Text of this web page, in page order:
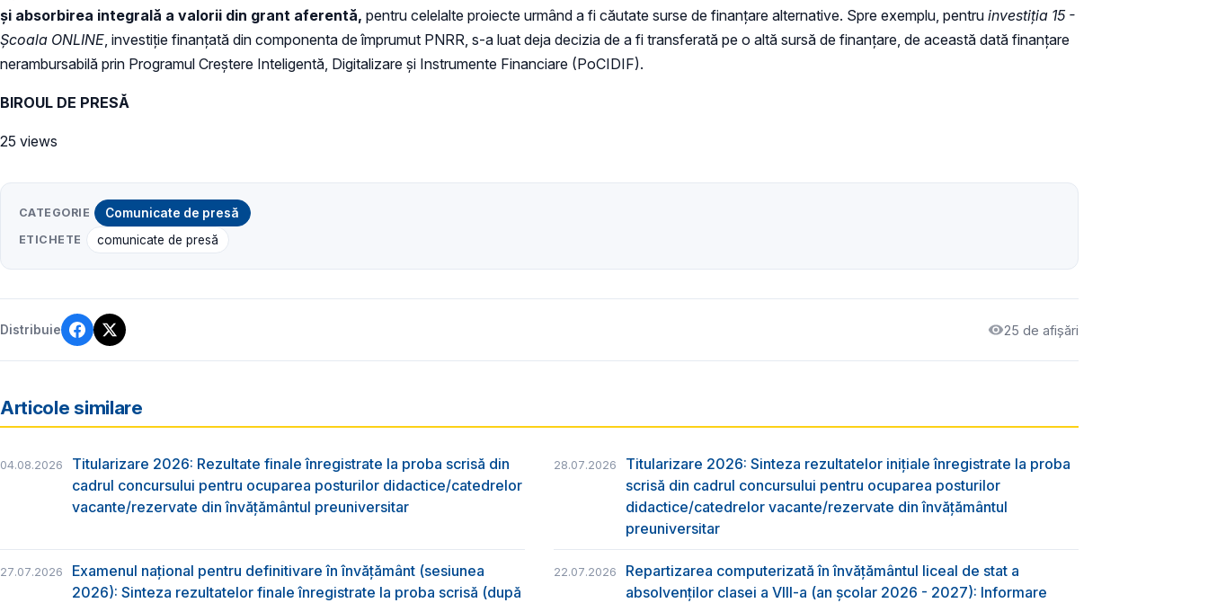
și absorbirea integrală a valorii din grant aferentă, pentru celelalte proiecte urmând a fi căutate surse de finanțare alternative. Spre exemplu, pentru investiția 15 -
Școala ONLINE, investiție finanțată din componenta de împrumut PNRR, s-a luat deja decizia de a fi transferată pe o altă sursă de finanțare, de această dată finanțare
nerambursabilă prin Programul Creștere Inteligentă, Digitalizare și Instrumente Financiare (PoCIDIF).
BIROUL DE PRESĂ
25 views
CATEGORIE Comunicate de presă
ETICHETE comunicate de presă
Distribuie 25 de afișări
Articole similare
04.08.2026
Titularizare 2026: Rezultate finale înregistrate la proba scrisă din
cadrul concursului pentru ocuparea posturilor didactice/catedrelor
vacante/rezervate din învăţământul preuniversitar
28.07.2026
Titularizare 2026: Sinteza rezultatelor inițiale înregistrate la proba
scrisă din cadrul concursului pentru ocuparea posturilor
didactice/catedrelor vacante/rezervate din învăţământul
preuniversitar
27.07.2026
Examenul național pentru definitivare în învățământ (sesiunea
2026): Sinteza rezultatelor finale înregistrate la proba scrisă (după
22.07.2026
Repartizarea computerizată în învăţământul liceal de stat a
absolvenţilor clasei a VIII-a (an școlar 2026 - 2027): Informare